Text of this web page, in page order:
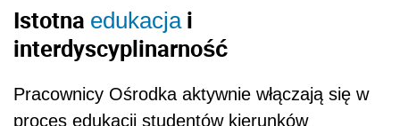
Istotna edukacjai
interdyscyplinarność
Pracownicy Ośrodka aktywnie włączają się w
proces edukacji studentów kierunków